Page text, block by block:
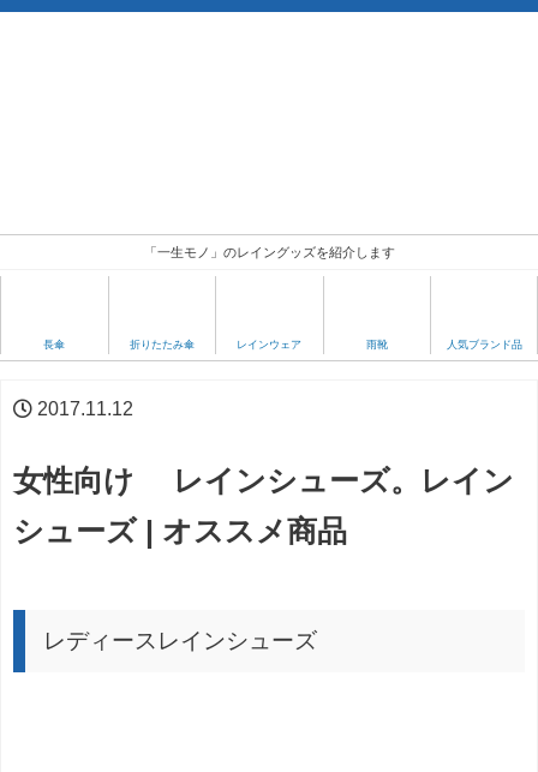
「一生モノ」のレイングッズを紹介します
長傘 折りたたみ傘 レインウェア 雨靴 人気ブランド品
2017.11.12
女性向け レインシューズ。レイン
シューズ | オススメ商品
レディースレインシューズ